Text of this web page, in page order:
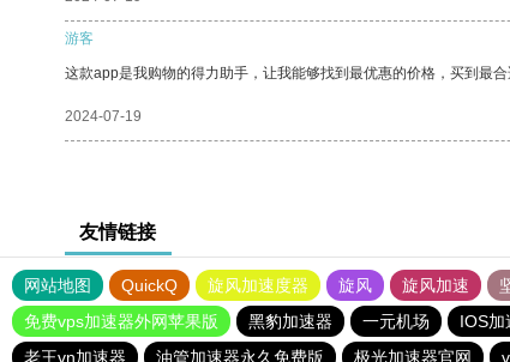
游客
这款app是我购物的得力助手，让我能够找到最优惠的价格，买到最合
2024-07-19
友情链接
网站地图 QuickQ 旋风加速度器 旋风 旋风加速
免费vps加速器外网苹果版
黑豹加速器 一元机场 IOS加
老王vn加速器
油管加速器永久免费版 极光加速器官网